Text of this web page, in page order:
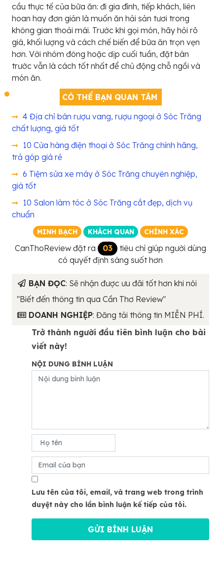
cầu thực tế của bữa ăn: đi gia đình, tiếp khách, liên
hoan hay đơn giản là muốn ăn hải sản tươi trong
không gian thoải mái. Trước khi gọi món, hãy hỏi rõ
giá, khối lượng và cách chế biến để bữa ăn trọn vẹn
hơn. Với nhóm đông hoặc dịp cuối tuần, đặt bàn
trước vẫn là cách tốt nhất để chủ động chỗ ngồi và
món ăn.
CÓ THỂ BẠN QUAN TÂM
4 Địa chỉ bán rượu vang, rượu ngoại ở Sóc Trăng
chất lượng, giá tốt
10 Cửa hàng điện thoại ở Sóc Trăng chính hãng,
trả góp giá rẻ
6 Tiệm sửa xe máy ở Sóc Trăng chuyên nghiệp,
giá tốt
10 Salon làm tóc ở Sóc Trăng cắt đẹp, dịch vụ
chuẩn
MINH BẠCH KHÁCH QUAN CHÍNH XÁC
CanThoReview đặt ra 03 tiêu chí giúp người dùng
có quyết định sáng suốt hơn
BẠN ĐỌC: Sẽ nhận được ưu đãi tốt hơn khi nói
"Biết đến thông tin qua Cần Thơ Review"
DOANH NGHIỆP: Đăng tải thông tin MIỄN PHÍ.
Trở thành người đầu tiên bình luận cho bài
viết này!
NỘI DUNG BÌNH LUẬN
Lưu tên của tôi, email, và trang web trong trình
duyệt này cho lần bình luận kế tiếp của tôi.